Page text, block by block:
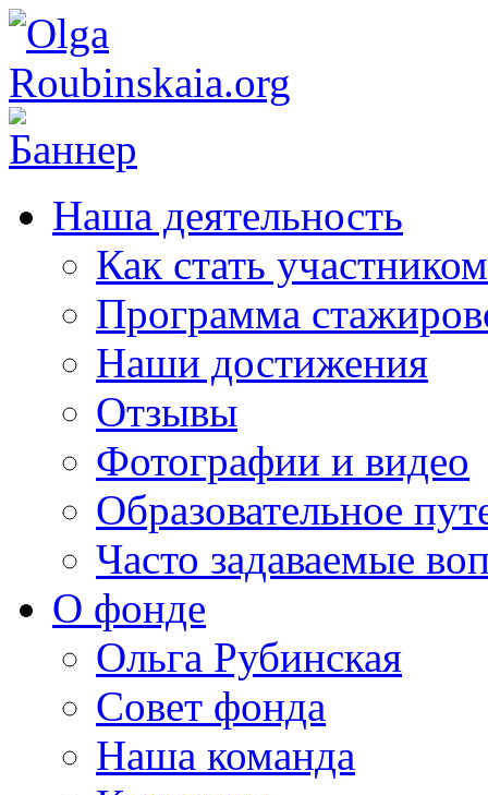
Наша деятельность
Как стать участником
Программа
Наши достижения
Отзывы
Фотографии и видео
Образовательное
Часто задаваемые
О фонде
Ольга Рубинская
Совет фонда
Наша команда